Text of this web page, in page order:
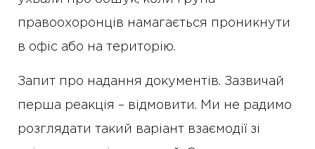
правоохоронців намагається проникнути
в офіс або на територію.
Запит про надання документів. Зазвичай
перша реакція – відмовити. Ми не радимо
розглядати такий варіант взаємодії зі